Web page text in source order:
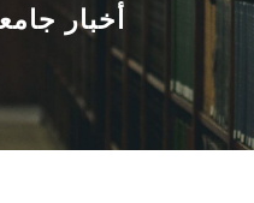
أخبار